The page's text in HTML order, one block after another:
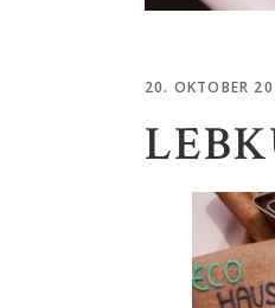
20. OKTOBER